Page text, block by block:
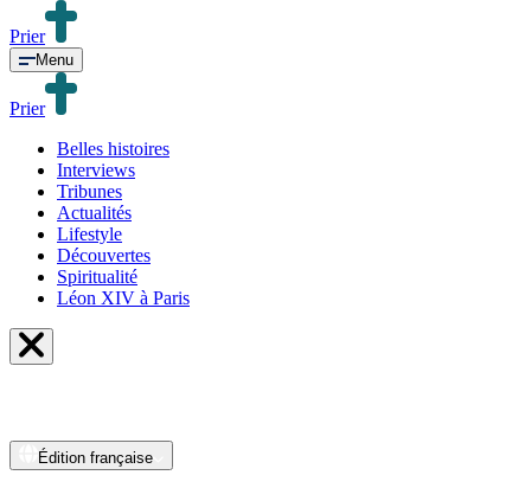
Prier
Menu
Prier
Belles histoires
Interviews
Tribunes
Actualités
Lifestyle
Découvertes
Spiritualité
Léon XIV à Paris
Édition française